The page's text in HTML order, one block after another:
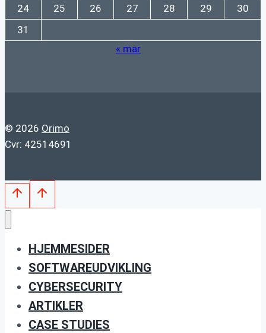
24
25 26 27 28 29
30
31
« mar
© 2026 Orimo
Cvr: 42514691
HJEMMESIDER
SOFTWAREUDVIKLING
CYBERSECURITY
ARTIKLER
CASE STUDIES